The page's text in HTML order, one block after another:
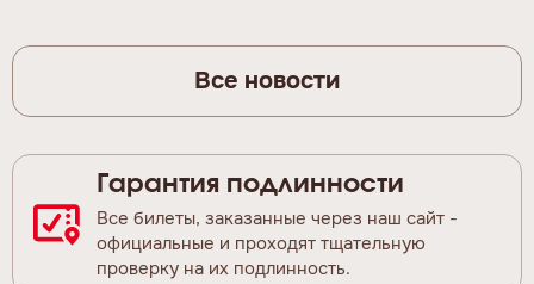
Все новости
Гарантия подлинности
Все билеты, заказанные через наш сайт -
официальные и проходят тщательную
проверку на их подлинность.